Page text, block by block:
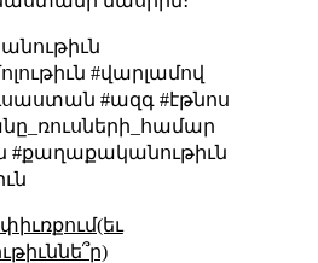
#վարլամով
#ազգ #էթնոս
#քաղաքականութիւն